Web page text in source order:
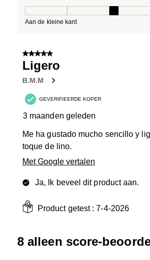
Aan de kleine kant
5 van 5 sterren.
Ligero
B.M.M
GEVERIFIEERDE KOPER
3 maanden geleden
Me ha gustado mucho sencillo y
toque de lino.
Met Google vertalen
Ja, Ik beveel dit product aan.
Product getest : 7-4-2026
8 alleen score-